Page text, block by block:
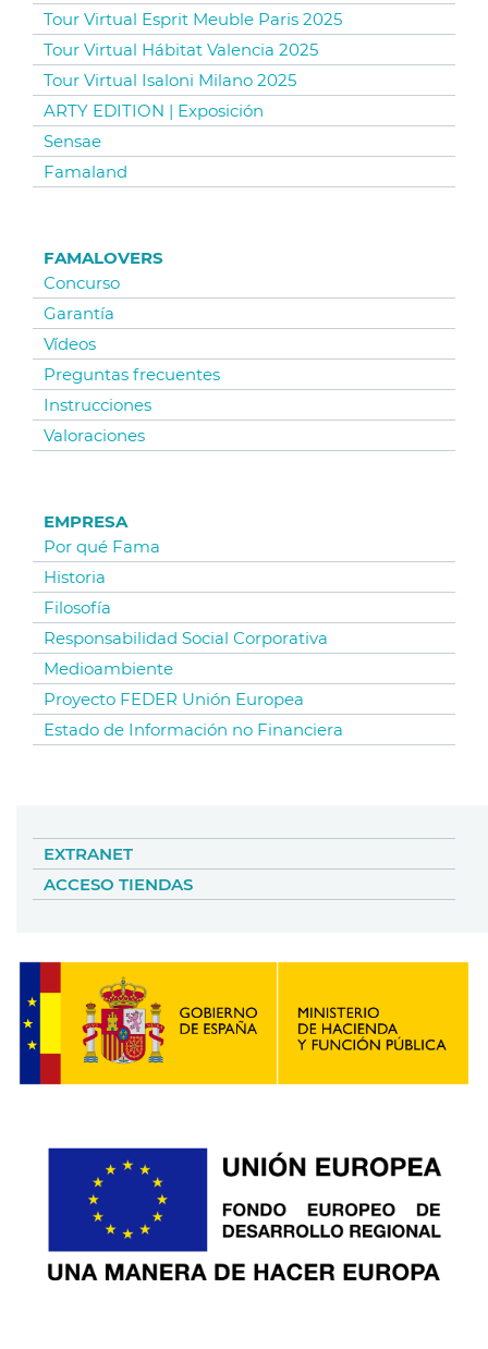
Tour Virtual Esprit Meuble Paris 2025
Tour Virtual Hábitat Valencia 2025
Tour Virtual Isaloni Milano 2025
ARTY EDITION | Exposición
Sensae
Famaland
FAMALOVERS
Concurso
Garantía
Vídeos
Preguntas frecuentes
Instrucciones
Valoraciones
EMPRESA
Por qué Fama
Historia
Filosofía
Responsabilidad Social Corporativa
Medioambiente
Proyecto FEDER Unión Europea
Estado de Información no Financiera
EXTRANET
ACCESO TIENDAS